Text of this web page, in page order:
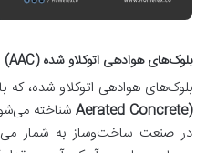
بلوک‌های هوادهی اتوکلاو شده (AAC)
بلوک‌های هوادهی اتوکلاو شده، که
Aerated Concrete) شناخته
در صنعت ساخت‌وساز به شمار